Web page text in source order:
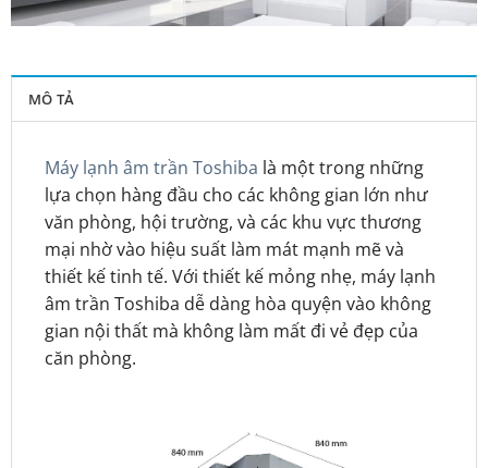
MÔ TẢ
Máy lạnh âm trần Toshiba là một trong những
lựa chọn hàng đầu cho các không gian lớn như
văn phòng, hội trường, và các khu vực thương
mại nhờ vào hiệu suất làm mát mạnh mẽ và
thiết kế tinh tế. Với thiết kế mỏng nhẹ, máy lạnh
âm trần Toshiba dễ dàng hòa quyện vào không
gian nội thất mà không làm mất đi vẻ đẹp của
căn phòng.